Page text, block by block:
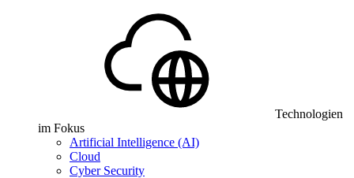
Technologien
im Fokus
Artificial Intelligence (AI)
Cloud
Cyber Security